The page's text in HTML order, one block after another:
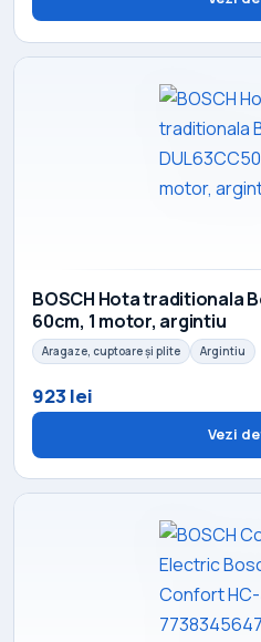
BOSCH Hota traditionala
60cm, 1 motor, argintiu
Aragaze, cuptoare și plite Argintiu
923 lei
Vezi